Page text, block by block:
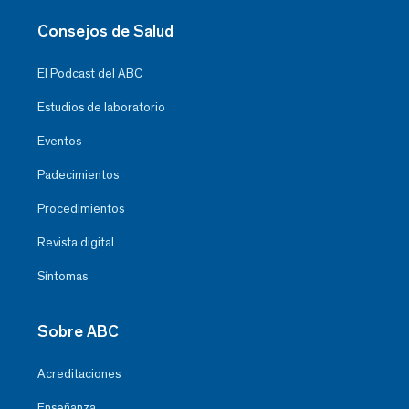
Consejos de Salud
El Podcast del ABC
Estudios de laboratorio
Eventos
Padecimientos
Procedimientos
Revista digital
Síntomas
Sobre ABC
Acreditaciones